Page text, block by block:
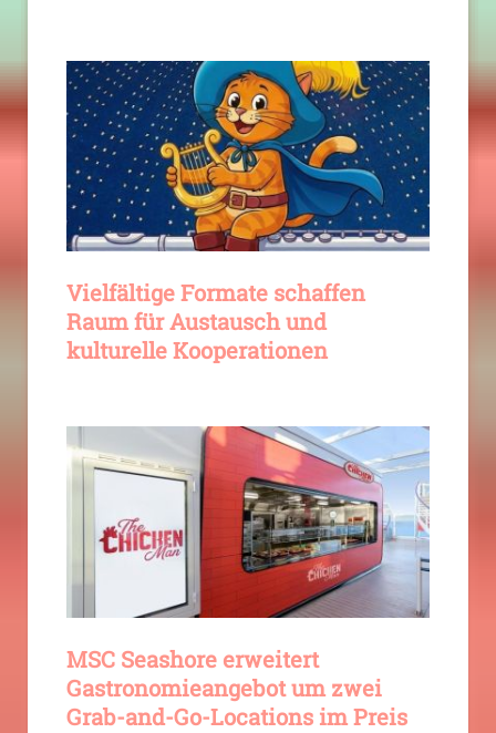
Vielfältige Formate schaffen
Raum für Austausch und
kulturelle Kooperationen
MSC Seashore erweitert
Gastronomieangebot um zwei
Grab-and-Go-Locations im Preis